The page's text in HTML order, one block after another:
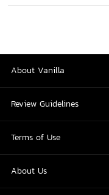
About Vanilla
Review Guidelines
Terms of Use
About Us